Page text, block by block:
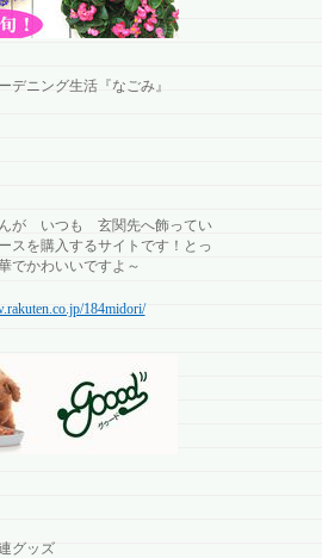
デニング生活『なごみ』
が いつも 玄関先へ飾ってい
スを購入するサイトです！とっ
でかわいいですよ～
184midori/
グッズ